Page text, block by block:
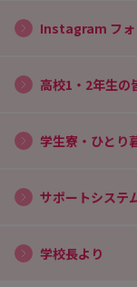
Instagram フォ
高校1・2年生の
学生寮・ひとり
サポートシステ
学校長より